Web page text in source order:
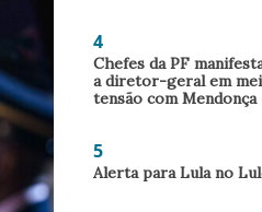
4
Chefes da PF
a diretor-geral em
tensão com Mendonça
5
Alerta para Lula no